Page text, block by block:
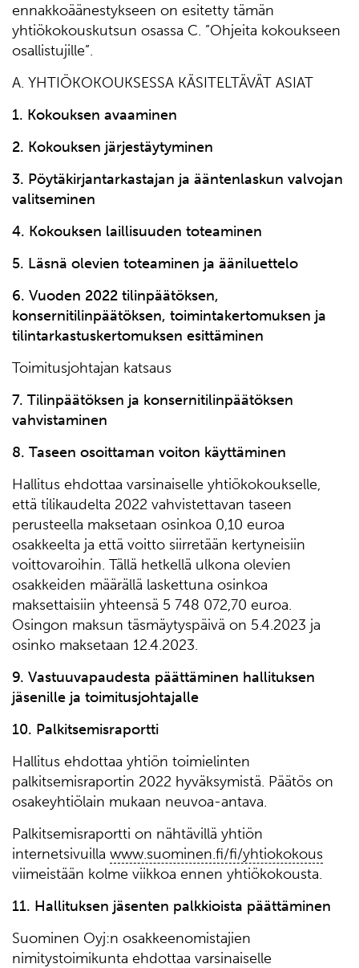
ennakkoäänestykseen on esitetty tämän
yhtiökokouskutsun osassa C. ”Ohjeita kokoukseen
osallistujille”.
A. YHTIÖKOKOUKSESSA KÄSITELTÄVÄT ASIAT
1. Kokouksen avaaminen
2. Kokouksen järjestäytyminen
3. Pöytäkirjantarkastajan ja ääntenlaskun valvojan
valitseminen
4. Kokouksen laillisuuden toteaminen
5. Läsnä olevien toteaminen ja ääniluettelo
6. Vuoden 2022 tilinpäätöksen,
konsernitilinpäätöksen, toimintakertomuksen ja
tilintarkastuskertomuksen esittäminen
Toimitusjohtajan katsaus
7. Tilinpäätöksen ja konsernitilinpäätöksen
vahvistaminen
8. Taseen osoittaman voiton käyttäminen
Hallitus ehdottaa varsinaiselle yhtiökokoukselle,
että tilikaudelta 2022 vahvistettavan taseen
perusteella maksetaan osinkoa 0,10 euroa
osakkeelta ja että voitto siirretään kertyneisiin
voittovaroihin. Tällä hetkellä ulkona olevien
osakkeiden määrällä laskettuna osinkoa
maksettaisiin yhteensä 5 748 072,70 euroa.
Osingon maksun täsmäytyspäivä on 5.4.2023 ja
osinko maksetaan 12.4.2023.
9. Vastuuvapaudesta päättäminen hallituksen
jäsenille ja toimitusjohtajalle
10. Palkitsemisraportti
Hallitus ehdottaa yhtiön toimielinten
palkitsemisraportin 2022 hyväksymistä. Päätös on
osakeyhtiölain mukaan neuvoa-antava.
Palkitsemisraportti on nähtävillä yhtiön
internetsivuilla www.suominen.fi/fi/yhtiokokous
viimeistään kolme viikkoa ennen yhtiökokousta.
11. Hallituksen jäsenten palkkioista päättäminen
Suominen Oyj:n osakkeenomistajien
nimitystoimikunta ehdottaa varsinaiselle